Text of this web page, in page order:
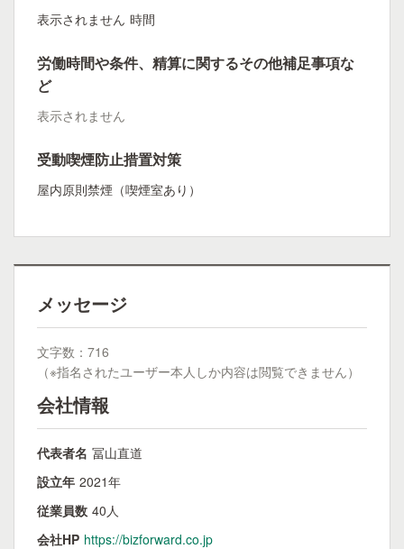
表示されません 時間
労働時間や条件、精算に関するその他補足事項な
ど
表示されません
受動喫煙防止措置対策
屋内原則禁煙（喫煙室あり）
メッセージ
文字数：716
（※指名されたユーザー本人しか内容は閲覧できません）
会社情報
代表者名 冨山直道
設立年 2021年
従業員数 40人
会社HP https://bizforward.co.jp